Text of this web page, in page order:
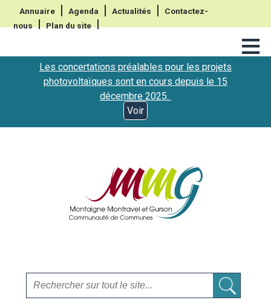
Annuaire Agenda Actualités
Contactez-
nous
Plan du site ≡
Les concertations préalables pour les projets
photovoltaïques sont en cours depuis le 15
décembre 2025.
Voir